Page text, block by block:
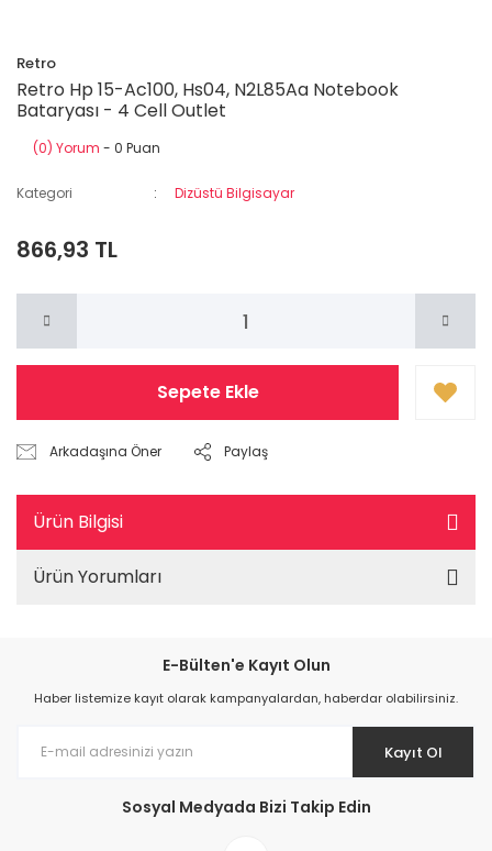
Retro
Retro Hp 15-Ac100, Hs04, N2L85Aa Notebook
Bataryası - 4 Cell Outlet
(0) Yorum - 0 Puan
Kategori Dizüstü Bilgisayar
866,93 TL
Sepete Ekle
Arkadaşına Öner Paylaş
Ürün Bilgisi
Ürün Yorumları
E-Bülten'e Kayıt Olun
Haber listemize kayıt olarak kampanyalardan, haberdar olabilirsiniz.
Kayıt Ol
Sosyal Medyada Bizi Takip Edin